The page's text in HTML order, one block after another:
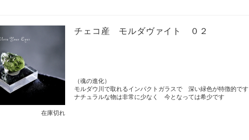
在庫切れ
チェコ産 モルダヴァイト ０２
（魂の進化）
モルダウ川で取れるインパクトガラスで 深い緑色が特徴的です
ナチュラルな物は非常に少なく 今となっては希少です